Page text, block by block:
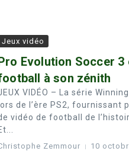
Jeux vidéo
Evolution Soccer 3
à son zénith
VIDÉO – La série
lors de l’ère PS2,
vidéo de football de
Zemmour 10